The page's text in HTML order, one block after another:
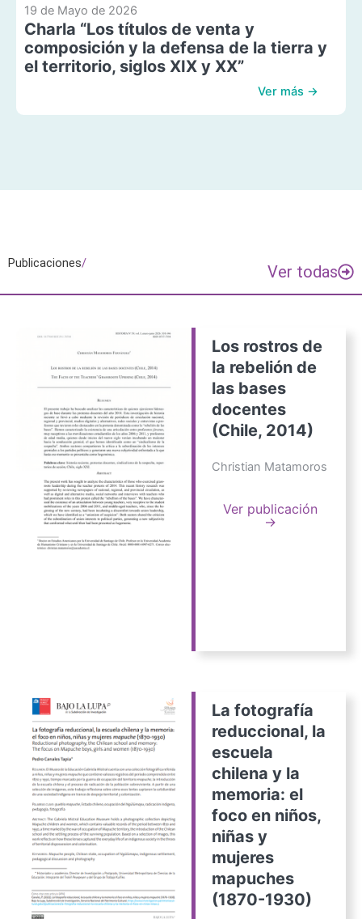
19 de Mayo de 2026
Charla “Los títulos de venta y
composición y la defensa de la tierra y
el territorio, siglos XIX y XX”
Ver más →
Publicaciones/ Ver todas
Los rostros de
la rebelión de
las bases
docentes
(Chile, 2014)
Christian Matamoros
Ver publicación
→
La fotografía
reduccional, la
escuela
chilena y la
memoria: el
foco en niños,
niñas y
mujeres
mapuches
(1870-1930)